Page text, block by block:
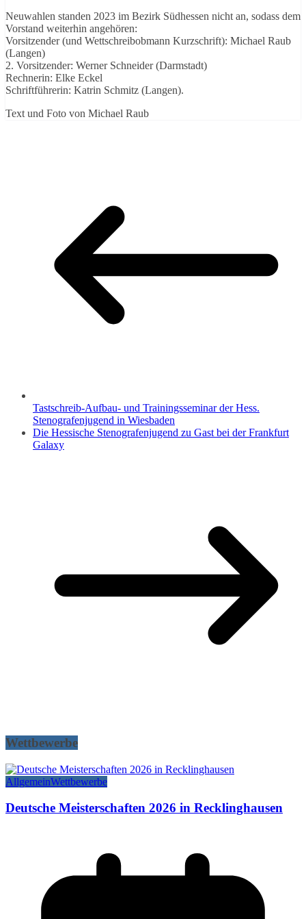
Neuwahlen standen 2023 im Bezirk Südhessen nicht an, sodass dem
Vorstand weiterhin angehören:
Vorsitzender (und Wettschreibobmann Kurzschrift): Michael Raub
(Langen)
2. Vorsitzender: Werner Schneider (Darmstadt)
Rechnerin: Elke Eckel
Schriftführerin: Katrin Schmitz (Langen).
Text und Foto von Michael Raub
Tastschreib-Aufbau- und Trainingsseminar der Hess.
Stenografenjugend in Wiesbaden
Die Hessische Stenografenjugend zu Gast bei der Frankfurt
Galaxy
Wettbewerbe
AllgemeinWettbewerbe
Deutsche Meisterschaften 2026 in Recklinghausen